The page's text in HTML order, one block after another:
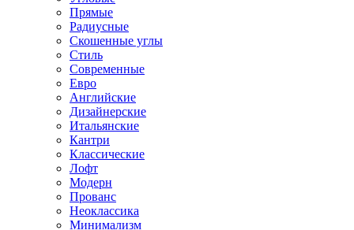
Прямые
Радиусные
Скошенные углы
Стиль
Современные
Евро
Английские
Дизайнерские
Итальянские
Кантри
Классические
Лофт
Модерн
Прованс
Неоклассика
Минимализм